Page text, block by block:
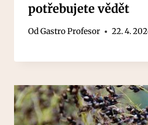
potřebujete vědět
OdGastro Profesor 22. 4.